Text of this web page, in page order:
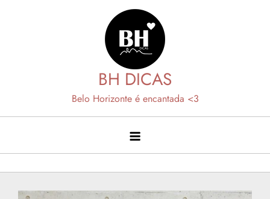
BH DICAS
Belo Horizonte é encantada <3